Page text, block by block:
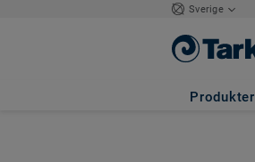
Sverige
Produkter